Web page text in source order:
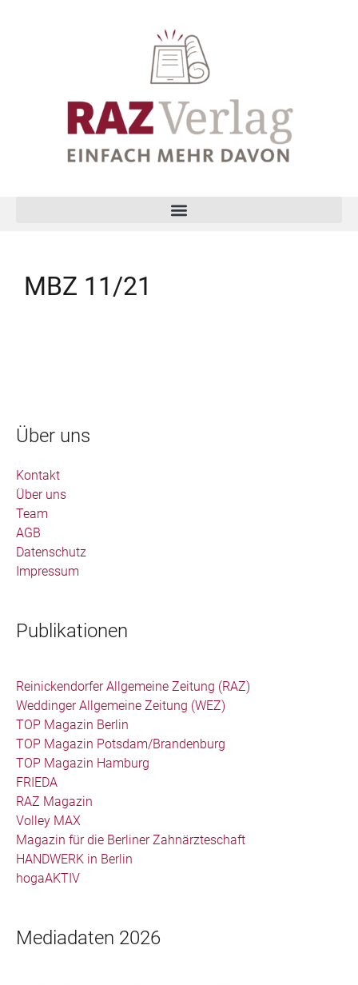
MBZ 11/21
Über uns
Kontakt
Über uns
Team
AGB
Datenschutz
Impressum
Publikationen
Reinickendorfer Allgemeine Zeitung (RAZ)
Weddinger Allgemeine Zeitung (WEZ)
TOP Magazin Berlin
TOP Magazin Potsdam/Brandenburg
TOP Magazin Hamburg
FRIEDA
RAZ Magazin
Volley MAX
Magazin für die Berliner Zahnärzteschaft
HANDWERK in Berlin
hogaAKTIV
Mediadaten 2026